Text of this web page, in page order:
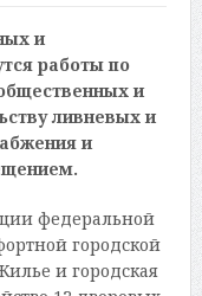
и
работы по
и
ливневых и
и
федеральной
городской
и городская